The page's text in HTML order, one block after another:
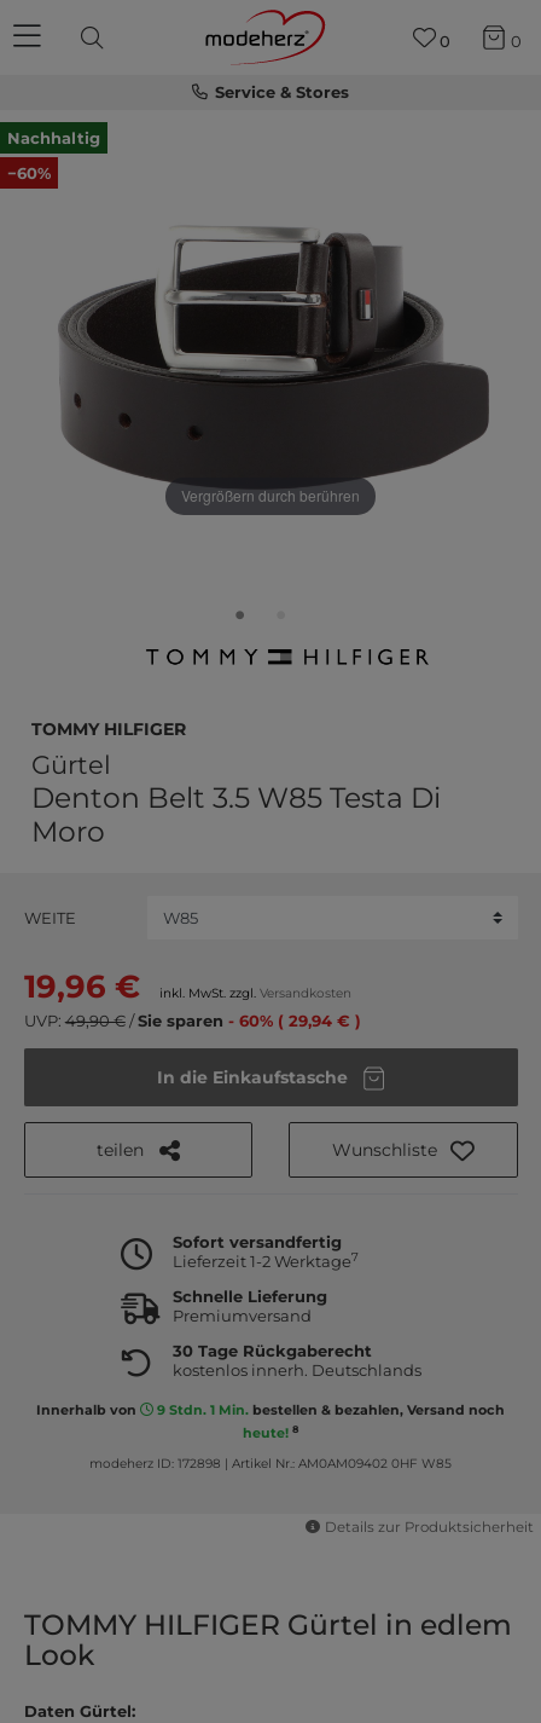
Service & Stores
0 0
Nachhaltig
−60%
Vergrößern durch berühren
TOMMY HILFIGER
Gürtel
Denton Belt 3.5 W85 Testa Di
Moro
WEITE
19,96 € inkl. MwSt. zzgl. Versandkosten
UVP: 49,90 €/Sie sparen - 60% ( 29,94 € )
In die Einkaufstasche
teilen Wunschliste
Sofort versandfertig
Lieferzeit 1-2 Werktage7
Schnelle Lieferung
Premiumversand
30 Tage Rückgaberecht
kostenlos innerh. Deutschlands
Innerhalb von 9 Stdn. 1 Min. bestellen & bezahlen, Versand noch
heute! 8
modeherz ID: 172898 Artikel Nr.: AM0AM09402 0HF W85
Details zur Produktsicherheit
TOMMY HILFIGER Gürtel in edlem
Look
Daten Gürtel: